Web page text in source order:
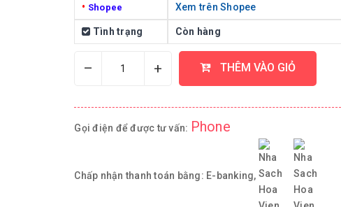
• Shopee Xem trên Shopee
Tình trạng Còn hàng
– + THÊM VÀO GIỎ
Gọi điện để được tư vấn: Phone
Chấp nhận thanh toán bằng: E-banking,